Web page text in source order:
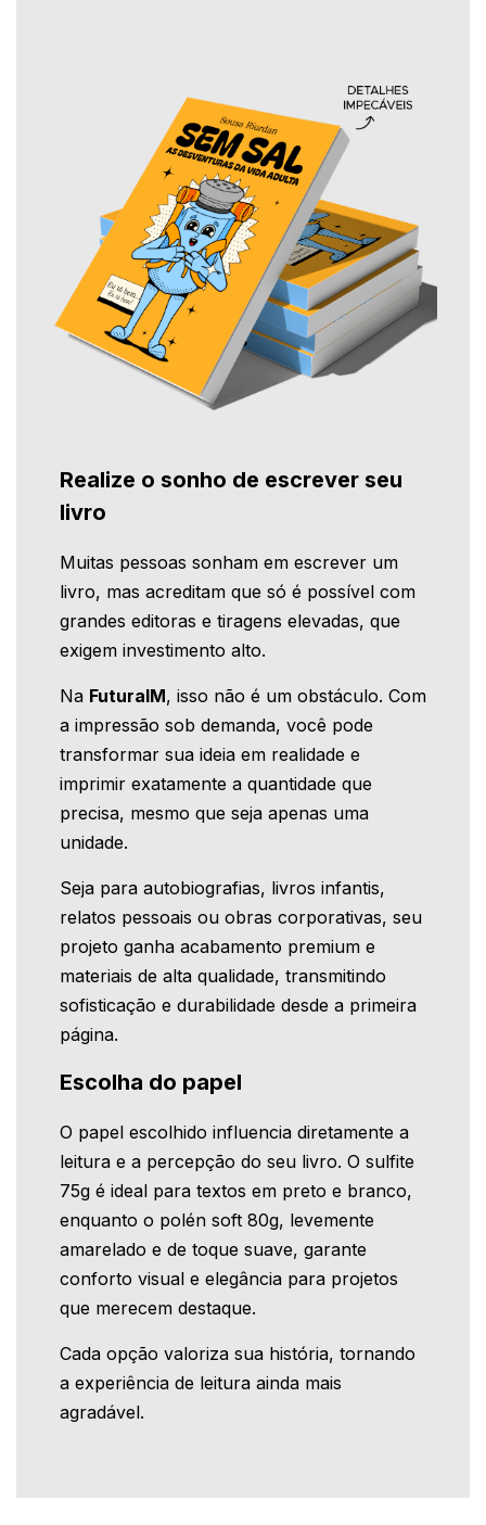
Realize o sonho de escrever seu
livro
Muitas pessoas sonham em escrever um
livro, mas acreditam que só é possível com
grandes editoras e tiragens elevadas, que
exigem investimento alto.
Na FuturaIM, isso não é um obstáculo. Com
a impressão sob demanda, você pode
transformar sua ideia em realidade e
imprimir exatamente a quantidade que
precisa, mesmo que seja apenas uma
unidade.
Seja para autobiografias, livros infantis,
relatos pessoais ou obras corporativas, seu
projeto ganha acabamento premium e
materiais de alta qualidade, transmitindo
sofisticação e durabilidade desde a primeira
página.
Escolha do papel
O papel escolhido influencia diretamente a
leitura e a percepção do seu livro. O sulfite
75g é ideal para textos em preto e branco,
enquanto o polén soft 80g, levemente
amarelado e de toque suave, garante
conforto visual e elegância para projetos
que merecem destaque.
Cada opção valoriza sua história, tornando
a experiência de leitura ainda mais
agradável.